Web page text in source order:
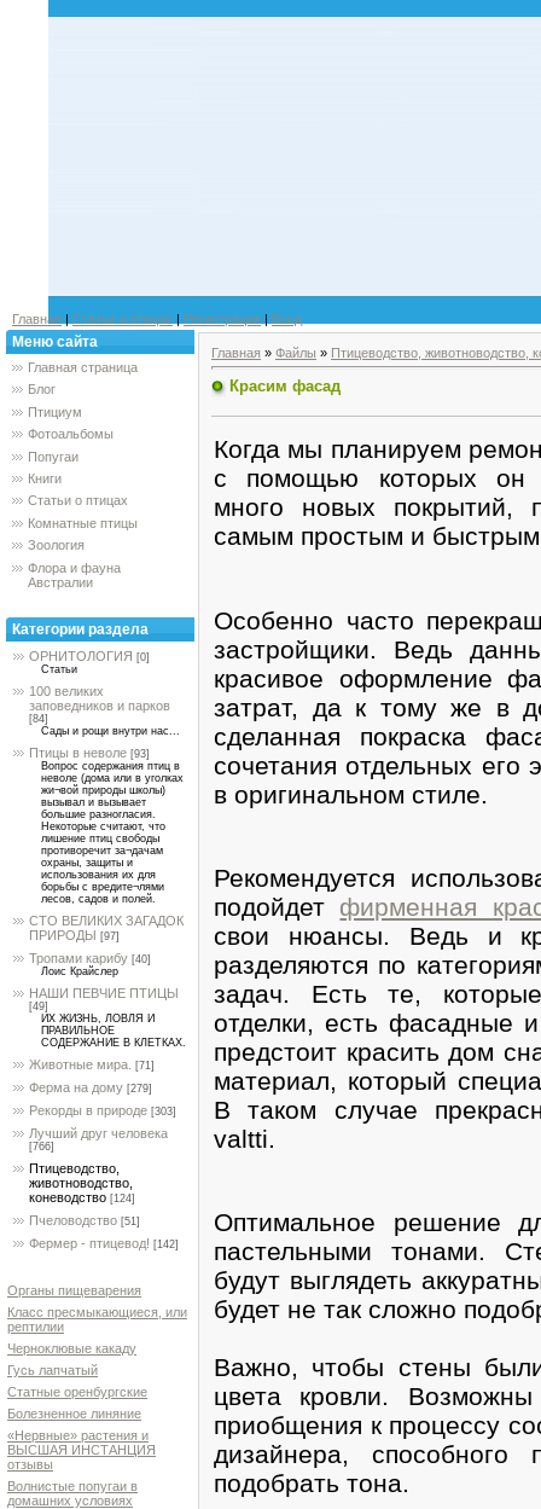
Главная | Статьи о птицах | Регистрация | Вход
Меню сайта
Главная страница
Блог
Птициум
Фотоальбомы
Попугаи
Книги
Статьи о птицах
Комнатные птицы
Зоология
Флора и фауна
Австралии
Категории раздела
ОРНИТОЛОГИЯ [0]
Статьи
100 великих
заповедников и парков
[84]
Сады и рощи внутри нас...
Птицы в неволе [93]
Вопрос содержания птиц в
неволе (дома или в уголках
жи¬вой природы школы)
вызывал и вызывает
большие разногласия.
Некоторые считают, что
лишение птиц свободы
противоречит за¬дачам
охраны, защиты и
использования их для
борьбы с вредите¬лями
лесов, садов и полей.
СТО ВЕЛИКИХ ЗАГАДОК
ПРИРОДЫ [97]
Тропами карибу [40]
Лоис Крайслер
НАШИ ПЕВЧИЕ ПТИЦЫ
[49]
ИХ ЖИЗНЬ, ЛОВЛЯ И
ПРАВИЛЬНОЕ
СОДЕРЖАНИЕ В КЛЕТКАХ.
Животные мира. [71]
Ферма на дому [279]
Рекорды в природе [303]
Лучший друг человека
[766]
Птицеводство,
животноводство,
коневодство [124]
Пчеловодство [51]
Фермер - птицевод! [142]
Органы пищеварения
Класс пресмыкающиеся, или
рептилии
Черноклювые какаду
Гусь лапчатый
Статные оренбургские
Болезненное линяние
«Нервные» растения и
ВЫСШАЯ ИНСТАНЦИЯ
отзывы
Волнистые попугаи в
домашних условиях
Главная » Файлы » Птицеводство, животноводство,
Красим фасад
Когда мы планируем
с помощью которых он
много новых покрытий,
самым простым и быстрым
Особенно часто
застройщики. Ведь
красивое оформление
затрат, да к тому же в
сделанная покраска
сочетания отдельных
в оригинальном стиле.
Рекомендуется
подойдет фирменная
свои нюансы. Ведь и
разделяются по
задач. Есть те,
отделки, есть фасадные
предстоит красить дом
материал, который
В таком случае
valtti.
Оптимальное решение
пастельными тонами.
будут выглядеть
будет не так сложно
Важно, чтобы стены
цвета кровли.
приобщения к процессу
дизайнера, способного
подобрать тона.